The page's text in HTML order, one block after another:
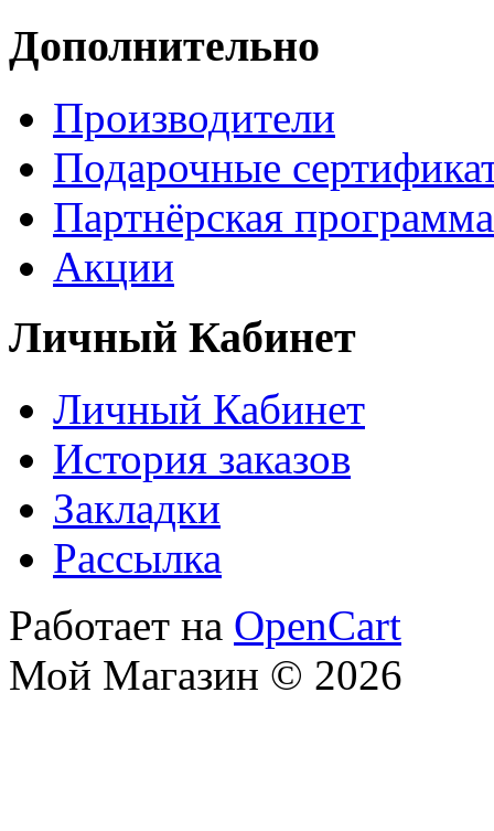
Дополнительно
Производители
Подарочные
Партнёрская программа
Акции
Личный Кабинет
Личный Кабинет
История заказов
Закладки
Рассылка
Работает на OpenCart
Мой Магазин © 2026